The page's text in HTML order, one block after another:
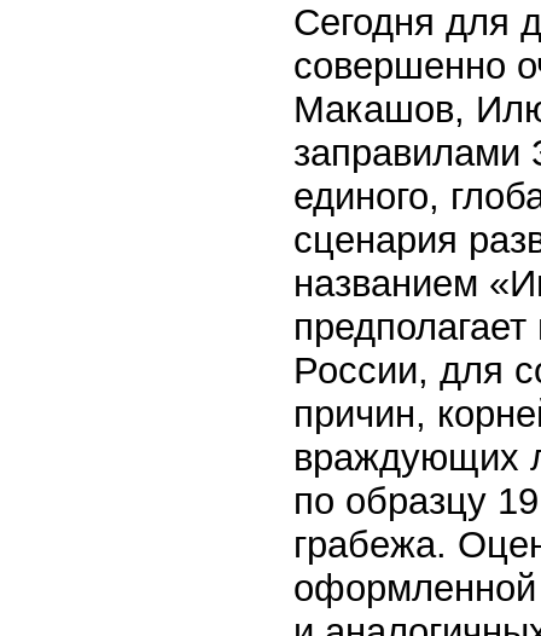
Сегодня для
совершенно
Макашов,
заправилами
единого,
сценария
названием
России, для
причин,
враждующих
по образцу
грабежа.
оформленной